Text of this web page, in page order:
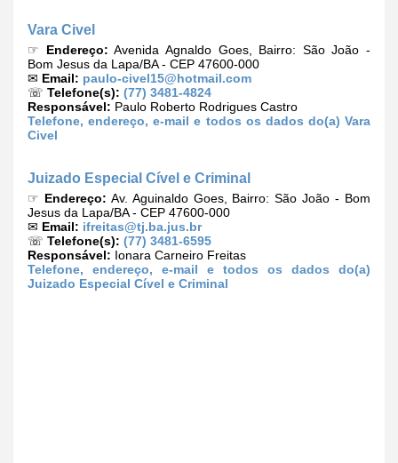
Vara Civel
☞ Endereço: Avenida Agnaldo Goes, Bairro: São João -
Bom Jesus da Lapa/BA - CEP 47600-000
✉ Email: paulo-civel15@hotmail.com
☏ Telefone(s): (77) 3481-4824
Responsável: Paulo Roberto Rodrigues Castro
Telefone, endereço, e-mail e todos os dados do(a) Vara
Civel
Juizado Especial Cível e Criminal
☞ Endereço: Av. Aguinaldo Goes, Bairro: São João - Bom
Jesus da Lapa/BA - CEP 47600-000
✉ Email: ifreitas@tj.ba.jus.br
☏ Telefone(s): (77) 3481-6595
Responsável: Ionara Carneiro Freitas
Telefone, endereço, e-mail e todos os dados do(a)
Juizado Especial Cível e Criminal